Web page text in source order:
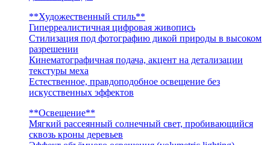
**Художественный стиль**
Гиперреалистичная цифровая живопись
Стилизация под фотографию дикой природы в высоком
разрешении
Кинематографичная подача, акцент на детализации
текстуры меха
Естественное, правдоподобное освещение без
искусственных эффектов
**Освещение**
Мягкий рассеянный солнечный свет, пробивающийся
сквозь кроны деревьев